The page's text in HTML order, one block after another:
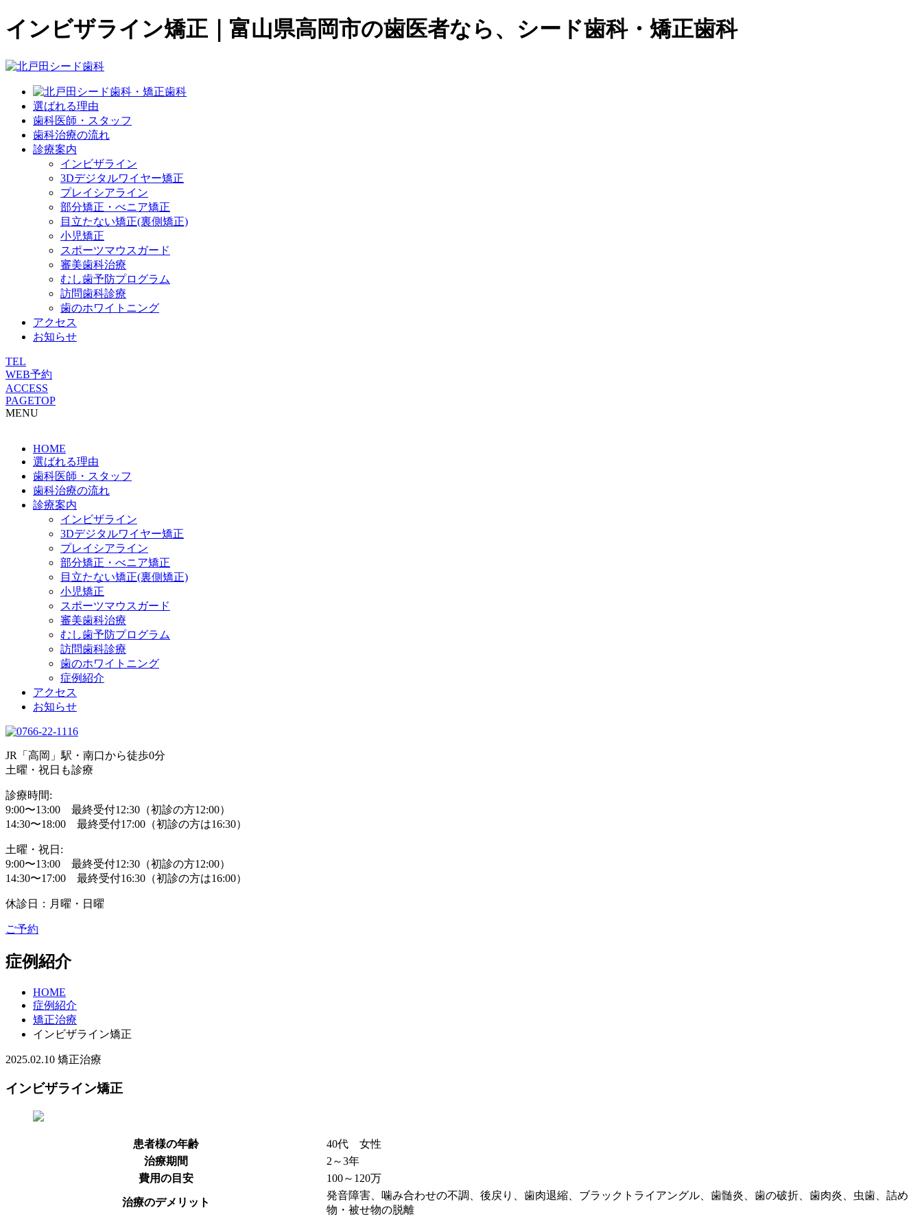
インビザライン矯正｜富山県高岡市の歯医者なら、シード歯科・矯正歯科
選ばれる理由
歯科医師・スタッフ
歯科治療の流れ
診療案内
インビザライン
3Dデジタルワイヤー矯正
プレイシアライン
部分矯正・べニア矯正
目立たない矯正(裏側矯正)
小児矯正
スポーツマウスガード
審美歯科治療
むし歯予防プログラム
訪問歯科診療
歯のホワイトニング
アクセス
お知らせ
TEL
WEB予約
ACCESS
PAGETOP
MENU
HOME
選ばれる理由
歯科医師・スタッフ
歯科治療の流れ
診療案内
インビザライン
3Dデジタルワイヤー矯正
プレイシアライン
部分矯正・べニア矯正
目立たない矯正(裏側矯正)
小児矯正
スポーツマウスガード
審美歯科治療
むし歯予防プログラム
訪問歯科診療
歯のホワイトニング
症例紹介
アクセス
お知らせ
JR「高岡」駅・南口から徒歩0分
土曜・祝日も診療
診療時間:
9:00〜13:00 最終受付12:30（初診の方12:00）
14:30〜18:00 最終受付17:00（初診の方は16:30）
土曜・祝日:
9:00〜13:00 最終受付12:30（初診の方12:00）
14:30〜17:00 最終受付16:30（初診の方は16:00）
休診日：月曜・日曜
ご予約
症例紹介
HOME
症例紹介
矯正治療
インビザライン矯正
2025.02.10 矯正治療
インビザライン矯正
患者様の年齢
40代 女性
治療期間
2～3年
費用の目安
100～120万
治療のデメリット
発音障害、噛み合わせの不調、後戻り、歯肉退縮、ブラックトライアングル、歯髄炎、歯の破折、歯肉炎、虫歯、詰め
物・被せ物の脱離